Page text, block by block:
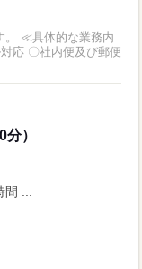
内
応 〇社内便及び郵便
）
間 ...